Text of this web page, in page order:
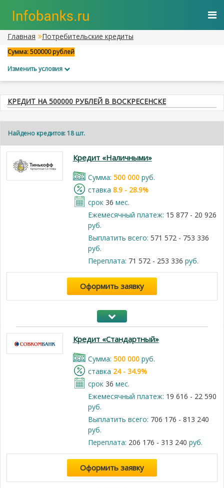
Главная Потребительские кредиты
КРЕДИТ НА 500000 РУБЛЕЙ В ВОСКРЕСЕНСКЕ
Сумма: 500000 рублей
Изменить условия
Найдено кредитов: 18 шт.
Кредит «Наличными»
Cумма: 500 000руб.
cтавка 8.9 - 28.9%
срок 36 мес.
Ежемесячный платеж: 15 877 - 20 926
руб.
Выплатить всего: 571 572 - 753 336
руб.
Переплата: 71 572 - 253 336 руб.
Оформить заявку
Кредит «Стандартный»
Cумма: 500 000руб.
cтавка 24 - 34.9%
срок 36 мес.
Ежемесячный платеж: 19 616 - 22 590
руб.
Выплатить всего: 706 176 - 813 240
руб.
Переплата: 206 176 - 313 240 руб.
Оформить заявку